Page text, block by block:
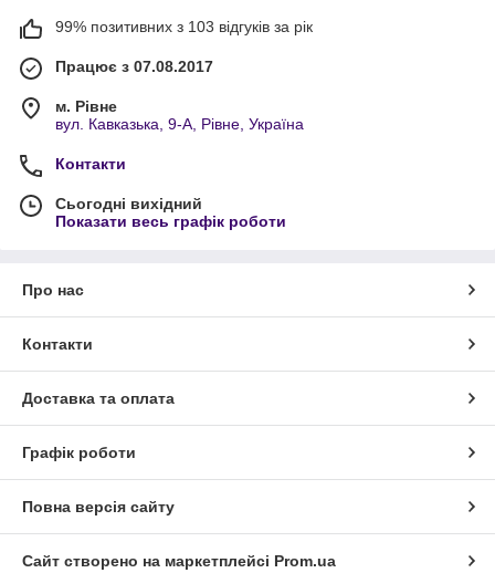
99% позитивних з 103 відгуків за рік
Працює з 07.08.2017
м. Рівне
вул. Кавказька, 9-А, Рівне, Україна
Контакти
Сьогодні вихідний
Показати весь графік роботи
Про нас
Контакти
Доставка та оплата
Графік роботи
Повна версія сайту
Сайт створено на маркетплейсі Prom.ua